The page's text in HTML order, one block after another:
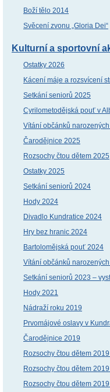
Boží tělo 2014
Svěcení zvonu „Gloria Dei“
Kulturní a sportovní
Ostatky 2026
Kácení máje a rozsvícení
Setkání seniorů 2025
Cyrilometodějská pouť v
Vítání občánků
Čarodějnice 2025
Rozsochy čtou dětem 2025
Ostatky 2025
Setkání seniorů 2024
Hody 2024
Divadlo Kundratice 2024
Hry bez hranic 2024
Bartolomějská pouť 2024
Vítání občánků
Setkání seniorů 2023 –
Hody 2021
Nádraží roku 2019
Prvomájové oslavy v
Čarodějnice 2019
Rozsochy čtou dětem
Rozsochy čtou dětem
Rozsochy čtou dětem